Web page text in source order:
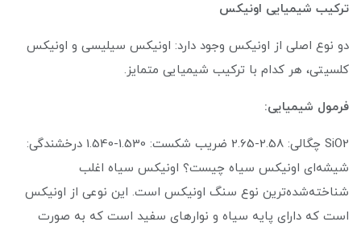
ترکیب شیمیایی اونیکس
دو نوع اصلی از اونیکس وجود دارد: اونیکس سیلیسی و اونیکس
کلسیتی، هر کدام با ترکیب شیمیایی متمایز.
فرمول شیمیایی:
SiO2 چگالی: 2.58-2.65 ضریب شکست: 1.530-1.540 درخشندگی:
شیشه‌ای اونیکس سیاه چیست؟ اونیکس سیاه اغلب
شناخته‌شده‌ترین نوع سنگ اونیکس است. این نوعی از اونیکس
است که دارای پایه سیاه و نوارهای سفید است که به صورت